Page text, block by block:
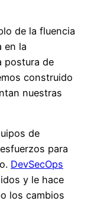
de la fluencia
en la
postura de
construido
nuestras
de
para
DevSecOps
y le hace
los cambios